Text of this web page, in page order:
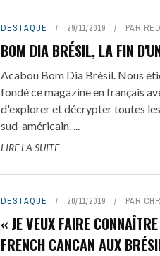
DESTAQUE 29/11/2019 PAR
BOM DIA BRÉSIL, LA FIN
Acabou Bom Dia Brésil. Nous
fondé ce magazine en français
d'explorer et décrypter toutes
sud-américain. ...
LIRE LA SUITE
DESTAQUE 20/11/2019 PAR
« JE VEUX FAIRE
FRENCH CANCAN AUX